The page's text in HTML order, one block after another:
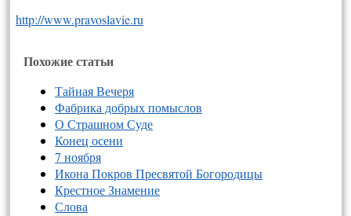
http://www.pra­vos­la­vie.ru
Похожие статьи
Тайная Вечеря
Фабрика добрых помыслов
О Страшном Суде
Конец осени
7 ноября
Икона Покров Пресвятой Богородицы
Крестное Знамение
Слова